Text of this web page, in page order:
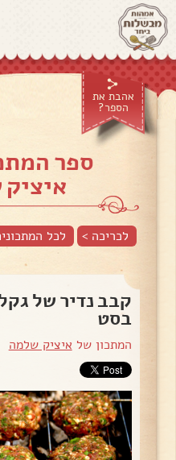
אהבת את
הספר?
ספר
לכריכה > לכל
קבב נדיר של
בסט
המתכון של איציק שלמה